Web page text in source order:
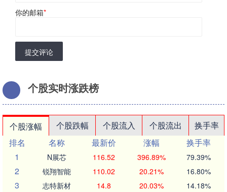
你的邮箱*
提交评论
个股实时涨跌榜
个股涨幅 个股跌幅 个股流入 个股流出
换手率
排名
名称 最新价 涨幅
换手率
1
N展芯 116.52 396.89% 79.39%
2 锐翔智能 110.02 20.21% 16.80%
3 志特新材 14.8 20.03% 14.18%